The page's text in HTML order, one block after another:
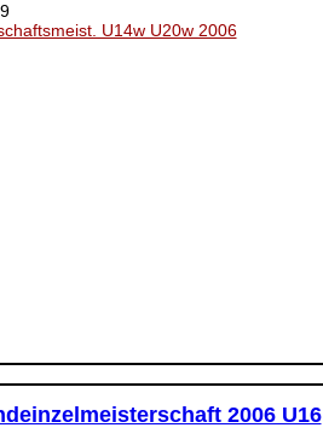
U14w U20w 2006
2006 U16